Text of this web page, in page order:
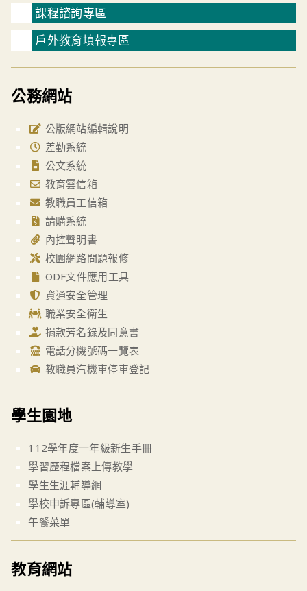
課程諮詢專區
戶外教育填報專區
公務網站
公版網站編輯說明
差勤系統
公文系統
教育雲信箱
教職員工信箱
請購系統
內控聲明書
校園網路問題報修
ODF文件應用工具
資通安全管理
職業安全衛生
捐款芳名錄及同意書
電話分機號碼一覽表
教職員汽機車停車登記
學生園地
112學年度一年級新生手冊
學習歷程檔案上傳教學
學生生涯輔導網
學校申訴專區(輔導室)
午餐菜單
教育網站